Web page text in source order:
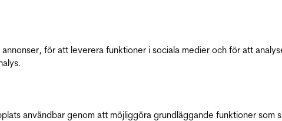
för att leverera funktioner i sociala medier och för att
användbar genom att möjliggöra grundläggande funktioner